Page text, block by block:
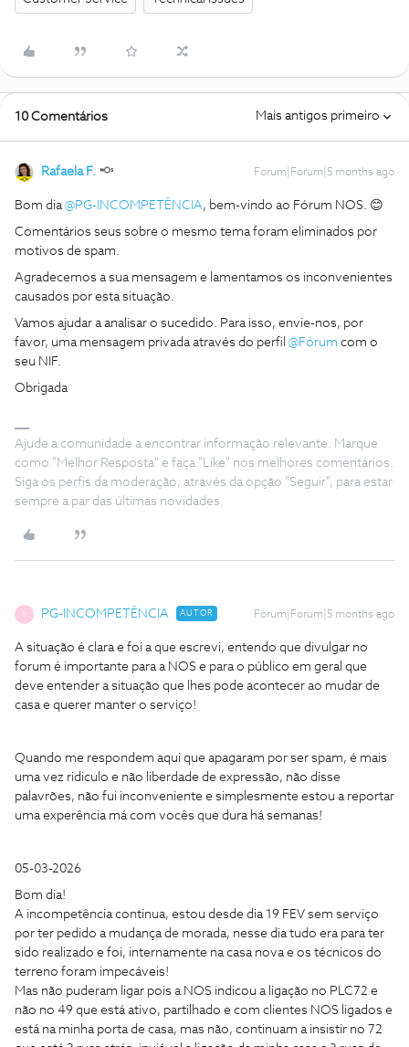
10 Comentários Mais antigos primeiro
Rafaela F. Forum|Forum|5 months ago
Bom dia ​@PG-INCOMPETÊNCIA, bem-vindo ao Fórum NOS. 😊
Comentários seus sobre o mesmo tema foram eliminados por
motivos de spam.
Agradecemos a sua mensagem e lamentamos os inconvenientes
causados por esta situação.
Vamos ajudar a analisar o sucedido. Para isso, envie-nos, por
favor, uma mensagem privada através do perfil ​ @Fórum com o
seu NIF.
Obrigada
Ajude a comunidade a encontrar informação relevante. Marque
como "Melhor Resposta" e faça "Like" nos melhores comentários.
Siga os perfis da moderação, através da opção "Seguir", para estar
sempre a par das últimas novidades.
PG-INCOMPETÊNCIA AUTOR Forum|Forum|5 months ago
A situação é clara e foi a que escrevi, entendo que divulgar no
forum é importante para a NOS e para o público em geral que
deve entender a situação que lhes pode acontecer ao mudar de
casa e querer manter o serviço!
Quando me respondem aqui que apagaram por ser spam, é mais
uma vez ridiculo e não liberdade de expressão, não disse
palavrões, não fui inconveniente e simplesmente estou a reportar
uma experência má com vocês que dura há semanas!
05-03-2026
Bom dia!
A incompetência continua, estou desde dia 19 FEV sem serviço
por ter pedido a mudança de morada, nesse dia tudo era para ter
sido realizado e foi, internamente na casa nova e os técnicos do
terreno foram impecáveis!
Mas não puderam ligar pois a NOS indicou a ligação no PLC72 e
não no 49 que está ativo, partilhado e com clientes NOS ligados e
está na minha porta de casa, mas não, continuam a insistir no 72